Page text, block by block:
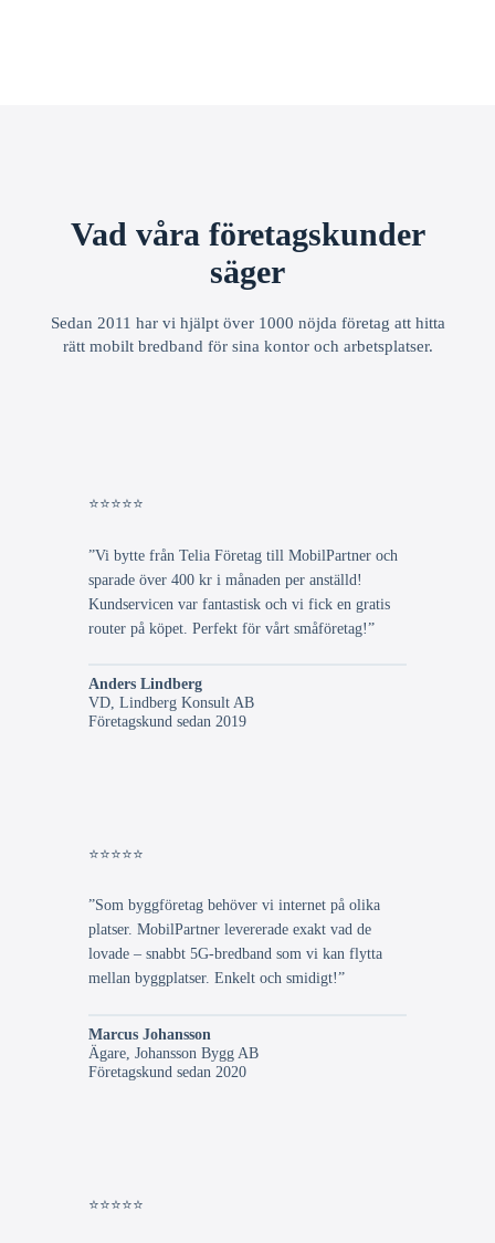
Vad våra företagskunder
säger
Sedan 2011 har vi hjälpt över 1000 nöjda företag att hitta
rätt mobilt bredband för sina kontor och arbetsplatser.
⭐⭐⭐⭐⭐
”Vi bytte från Telia Företag till MobilPartner och
sparade över 400 kr i månaden per anställd!
Kundservicen var fantastisk och vi fick en gratis
router på köpet. Perfekt för vårt småföretag!”
Anders Lindberg
VD, Lindberg Konsult AB
Företagskund sedan 2019
⭐⭐⭐⭐⭐
”Som byggföretag behöver vi internet på olika
platser. MobilPartner levererade exakt vad de
lovade – snabbt 5G-bredband som vi kan flytta
mellan byggplatser. Enkelt och smidigt!”
Marcus Johansson
Ägare, Johansson Bygg AB
Företagskund sedan 2020
⭐⭐⭐⭐⭐